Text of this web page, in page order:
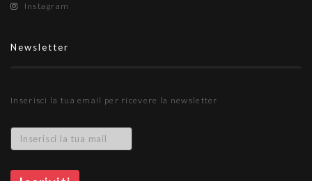
Instagram
Newsletter
Inserisci la tua email per ricevere la newsletter